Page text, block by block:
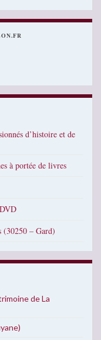
d’histoire et de
à portée de livres
(30250 – Gard)
de La